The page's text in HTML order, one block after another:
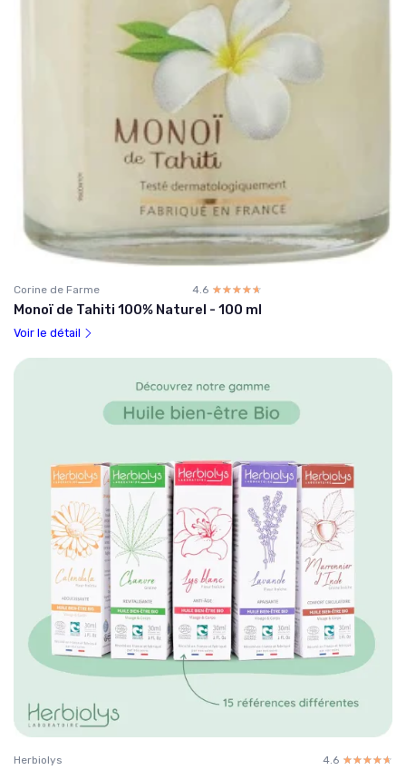
Corine de Farme 4.6 ☆☆☆☆☆
★★★★★
Monoï de Tahiti 100% Naturel - 100 ml
Voir le détail
Herbiolys 4.6 ☆☆☆☆☆
★★★★★